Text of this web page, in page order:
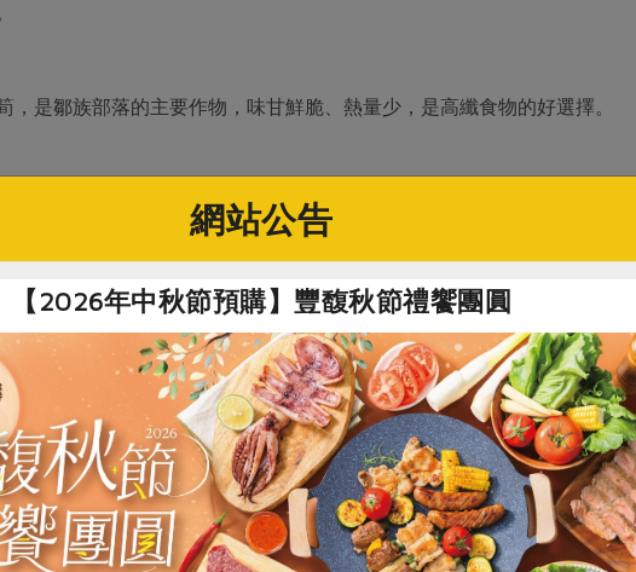
，是鄒族部落的主要作物，味甘鮮脆、熱量少，是高纖食物的好選擇。
定原料) 網站公告
【2026年中秋節預購】豐馥秋節禮饗團圓